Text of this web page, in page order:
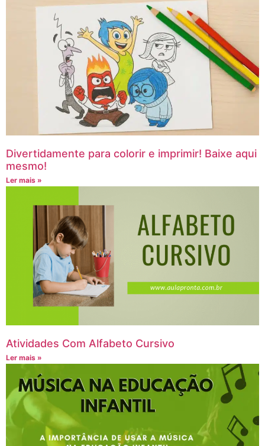
Divertidamente para colorir e imprimir! Baixe aqui
mesmo!
Ler mais »
Atividades Com Alfabeto Cursivo
Ler mais »